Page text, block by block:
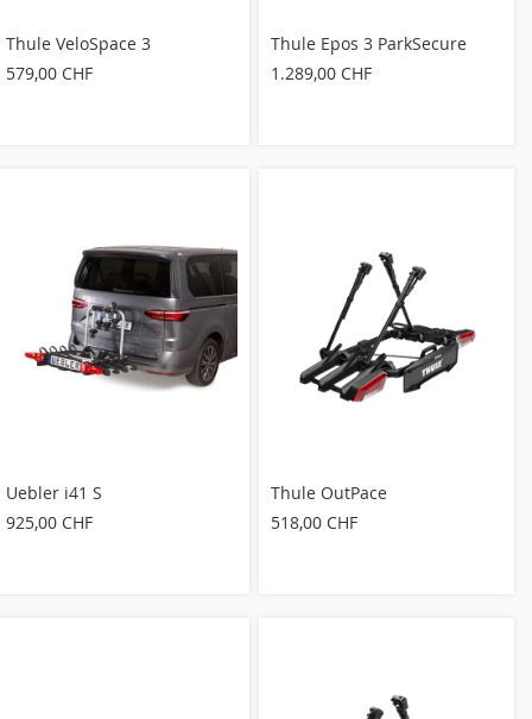
Thule VeloSpace 3
579,00 CHF
Thule Epos 3 ParkSecure
1.289,00 CHF
Uebler i41 S
925,00 CHF
Thule OutPace
518,00 CHF